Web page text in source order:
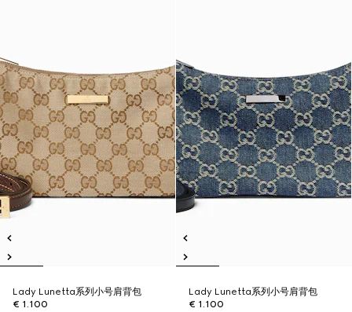
Lady Lunetta系列小号肩背包
€ 1.100
Lady Lunetta系列小号肩背包
€ 1.100